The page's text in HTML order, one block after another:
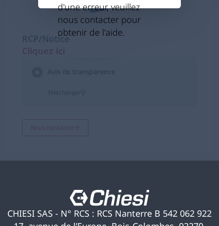
d'une erreur, veuillez
nous contacter pour
obtenir de l'aide.
RCP/Notice
Cliquez ici
Nous contacter
CHIESI SAS - N° RCS : RCS Nanterre B 542 062 922